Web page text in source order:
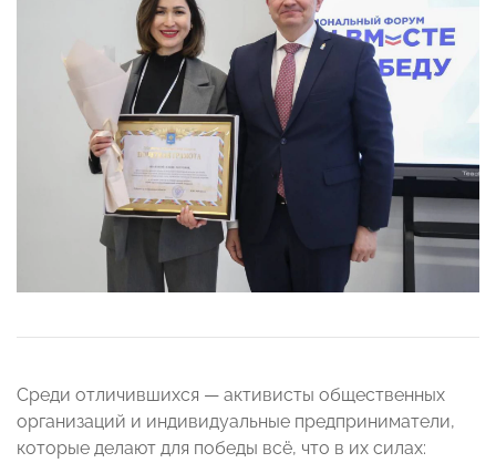
Среди отличившихся — активисты общественных
организаций и индивидуальные предприниматели,
которые делают для победы всё, что в их силах: